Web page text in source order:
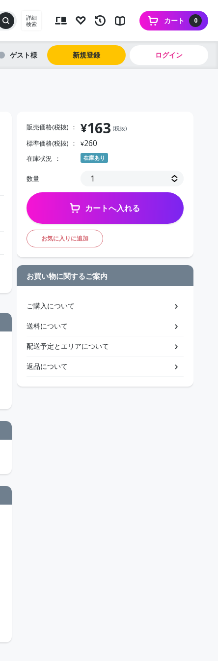
詳細
検索
0
カート
ゲスト 新規登録 ログイン
販売価格(税抜) ¥163 (税抜)
標準価格(税抜) ¥260
在庫状況 在庫あり
数量
カートへ入れる
お気に入りに追加
お買い物に関するご案内
ご購入について
送料について
配送予定とエリアについて
返品について